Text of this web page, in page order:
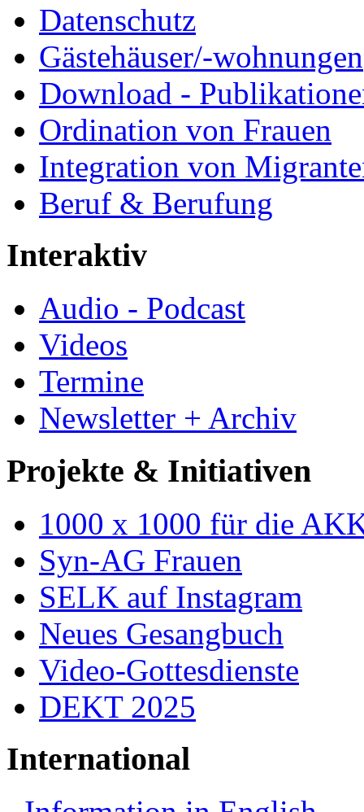
Datenschutz
Gästehäuser/-wohnungen
Download -
Ordination von Frauen
Integration von
Beruf & Berufung
Interaktiv
Audio - Podcast
Videos
Termine
Newsletter + Archiv
Projekte & Initiativen
1000 x 1000 für die
Syn-AG Frauen
SELK auf Instagram
Neues Gesangbuch
Video-Gottesdienste
DEKT 2025
International